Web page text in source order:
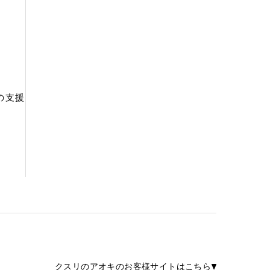
支援
クスリのアオキのお客様サイトはこちら